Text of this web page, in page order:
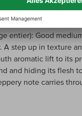
Grand Cru
entier): Good
step up in texture
aromatic lift to its
and hiding its flesh
note carries